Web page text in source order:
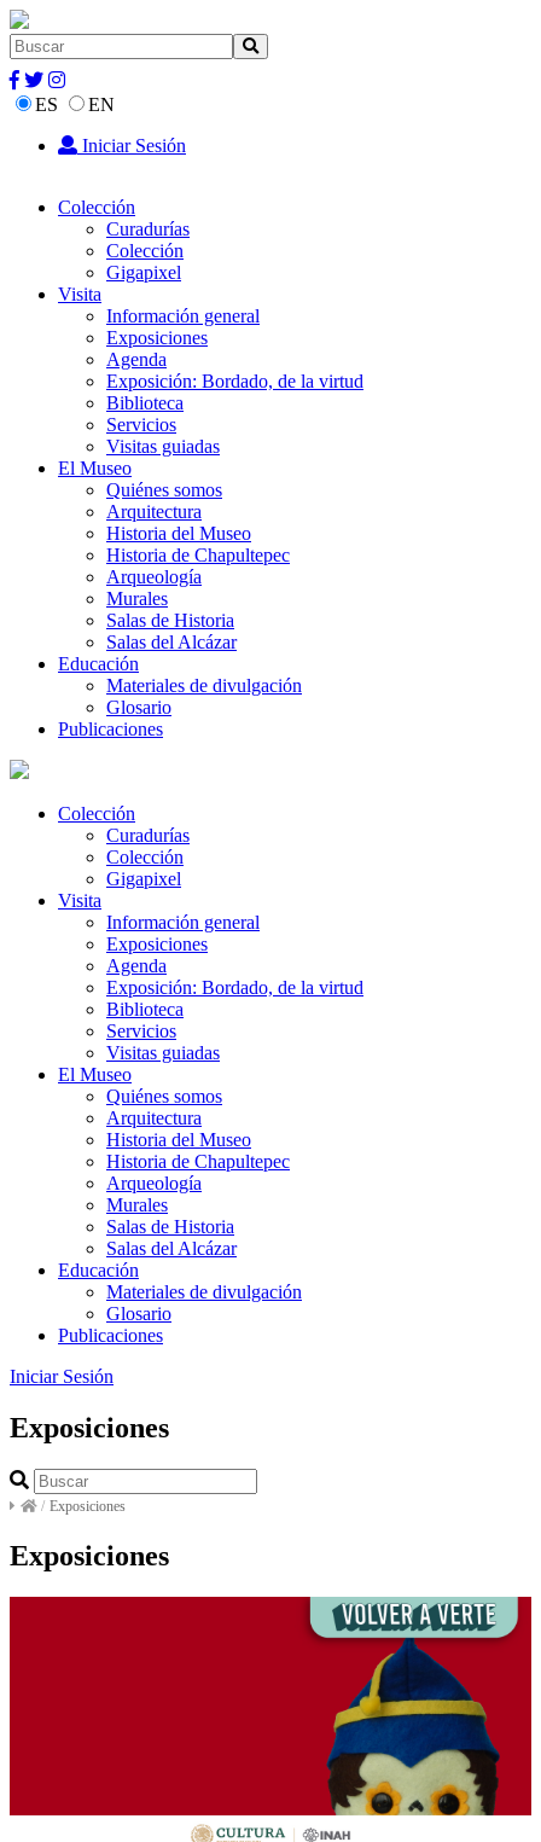
ES
EN
Iniciar Sesión
Colección
Curadurías
Colección
Gigapixel
Visita
Información general
Exposiciones
Agenda
Exposición: Bordado, de la virtud
Biblioteca
Servicios
Visitas guiadas
El Museo
Quiénes somos
Arquitectura
Historia del Museo
Historia de Chapultepec
Arqueología
Murales
Salas de Historia
Salas del Alcázar
Educación
Materiales de divulgación
Glosario
Publicaciones
Colección
Curadurías
Colección
Gigapixel
Visita
Información general
Exposiciones
Agenda
Exposición: Bordado, de la virtud
Biblioteca
Servicios
Visitas guiadas
El Museo
Quiénes somos
Arquitectura
Historia del Museo
Historia de Chapultepec
Arqueología
Murales
Salas de Historia
Salas del Alcázar
Educación
Materiales de divulgación
Glosario
Publicaciones
Iniciar Sesión
Exposiciones
/ Exposiciones
Exposiciones